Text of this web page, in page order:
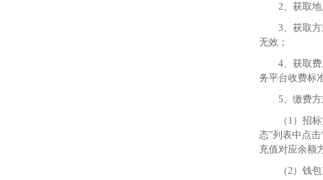
2、获取
3、获取
无效；
4、获取
务平台收费标
5、缴费方
（ 1 ）招
态”列表中点
充值对应余额
（2）钱